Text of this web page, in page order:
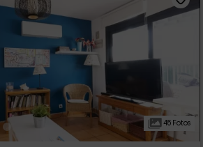
45 Fotos